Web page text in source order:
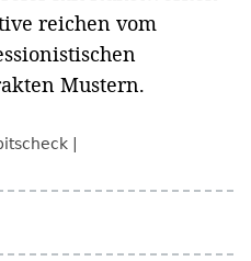
reichen vom
Mustern.